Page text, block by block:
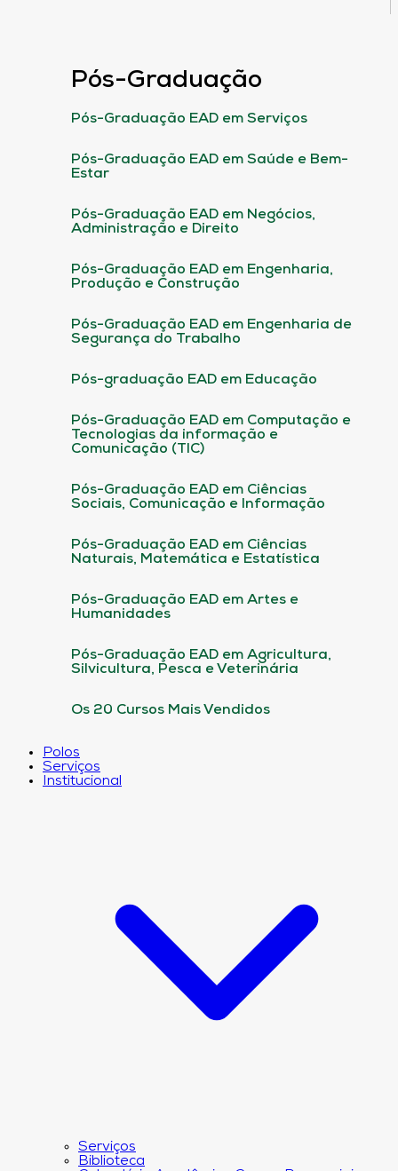
Pós-Graduação
Pós-Graduação EAD em Serviços
Pós-Graduação EAD em Saúde e Bem-
Estar
Pós-Graduação EAD em Negócios,
Administração e Direito
Pós-Graduação EAD em Engenharia,
Produção e Construção
Pós-Graduação EAD em Engenharia de
Segurança do Trabalho
Pós-graduação EAD em Educação
Pós-Graduação EAD em Computação e
Tecnologias da informação e
Comunicação (TIC)
Pós-Graduação EAD em Ciências
Sociais, Comunicação e Informação
Pós-Graduação EAD em Ciências
Naturais, Matemática e Estatística
Pós-Graduação EAD em Artes e
Humanidades
Pós-Graduação EAD em Agricultura,
Silvicultura, Pesca e Veterinária
Os 20 Cursos Mais Vendidos
Polos
Serviços
Institucional
Serviços
Biblioteca